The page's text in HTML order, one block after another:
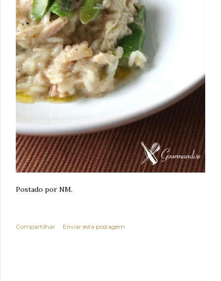
Postado por NM.
Compartilhar Enviar esta postagem